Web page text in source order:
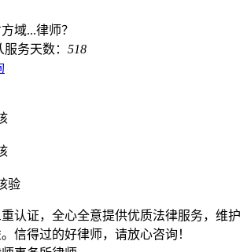
域...律师？
服务天数： 518
验
认证，全心全意提供优质法律服务，维护
信得过的好律师，请放心咨询！